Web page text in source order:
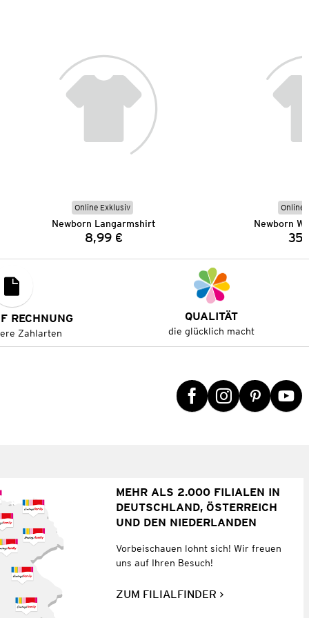
Online Exklusiv
Newborn Langarmshirt
Preis:
8,99 €
Online
Newborn
RECHNUNG
Zahlarten
QUALITÄT
die glücklich macht
MEHR ALS 2.000 FILIALEN IN
DEUTSCHLAND, ÖSTERREICH
UND DEN NIEDERLANDEN
Vorbeischauen lohnt sich! Wir freuen
uns auf Ihren Besuch!
ZUM FILIALFINDER